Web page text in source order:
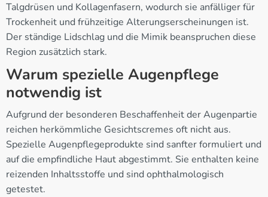
Talgdrüsen und Kollagenfasern, wodurch sie anfälliger für
Trockenheit und frühzeitige Alterungserscheinungen ist.
Der ständige Lidschlag und die Mimik beanspruchen diese
Region zusätzlich stark.
Warum spezielle Augenpflege
notwendig ist
Aufgrund der besonderen Beschaffenheit der Augenpartie
reichen herkömmliche Gesichtscremes oft nicht aus.
Spezielle Augenpflegeprodukte sind sanfter formuliert und
auf die empfindliche Haut abgestimmt. Sie enthalten keine
reizenden Inhaltsstoffe und sind ophthalmologisch
getestet.